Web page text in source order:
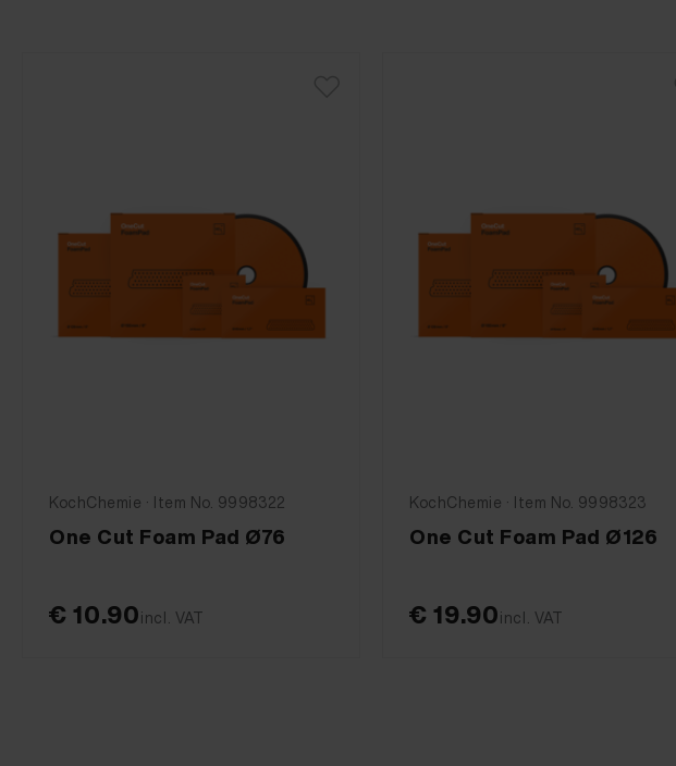
KochChemie · Item No. 9998322
One Cut Foam Pad Ø76
€ 10.90incl. VAT
KochChemie · Item No. 9998323
One Cut Foam Pad Ø126
€ 19.90incl. VAT